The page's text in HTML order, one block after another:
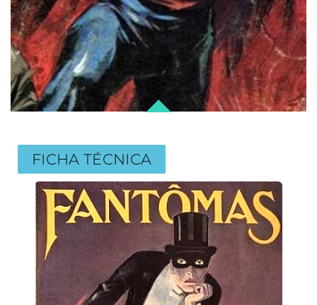
FICHA TÉCNICA